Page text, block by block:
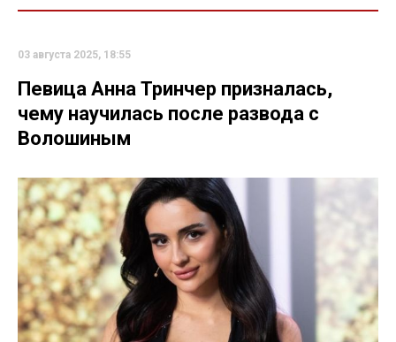
03 августа 2025, 18:55
Певица Анна Тринчер призналась,
чему научилась после развода с
Волошиным